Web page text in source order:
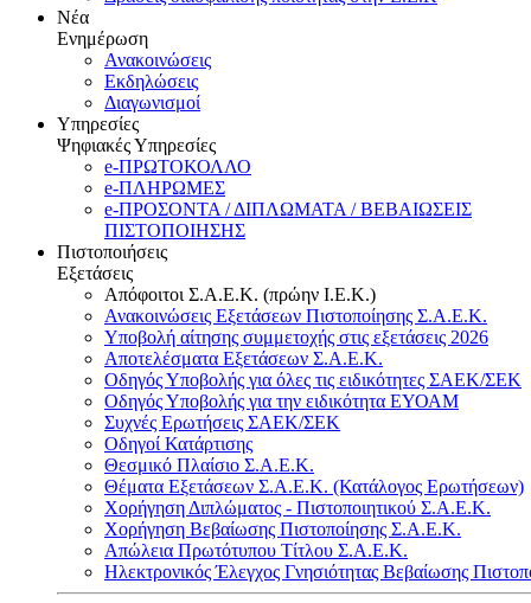
Νέα
Ενημέρωση
Ανακοινώσεις
Εκδηλώσεις
Διαγωνισμοί
Υπηρεσίες
Ψηφιακές Υπηρεσίες
e-ΠΡΩΤΟΚΟΛΛΟ
e-ΠΛΗΡΩΜΕΣ
e-ΠΡΟΣΟΝΤΑ / ΔΙΠΛΩΜΑΤΑ / ΒΕΒΑΙΩΣΕΙΣ
ΠΙΣΤΟΠΟΙΗΣΗΣ
Πιστοποιήσεις
Εξετάσεις
Απόφοιτοι Σ.Α.Ε.Κ. (πρώην Ι.Ε.Κ.)
Ανακοινώσεις Εξετάσεων Πιστοποίησης Σ.Α.Ε.Κ.
Υποβολή αίτησης συμμετοχής στις εξετάσεις 2026
Αποτελέσματα Εξετάσεων Σ.Α.Ε.Κ.
Οδηγός Υποβολής για όλες τις ειδικότητες ΣΑΕΚ/ΣΕΚ
Οδηγός Υποβολής για την ειδικότητα ΕΥΟΑΜ
Συχνές Ερωτήσεις ΣΑΕΚ/ΣΕΚ
Οδηγοί Κατάρτισης
Θεσμικό Πλαίσιο Σ.Α.Ε.Κ.
Θέματα Εξετάσεων Σ.Α.Ε.Κ. (Κατάλογος Ερωτήσεων)
Χορήγηση Διπλώματος - Πιστοποιητικού Σ.Α.Ε.Κ.
Χορήγηση Βεβαίωσης Πιστοποίησης Σ.Α.Ε.Κ.
Απώλεια Πρωτότυπου Τίτλου Σ.Α.Ε.Κ.
Ηλεκτρονικός Έλεγχος Γνησιότητας Βεβαίωσης